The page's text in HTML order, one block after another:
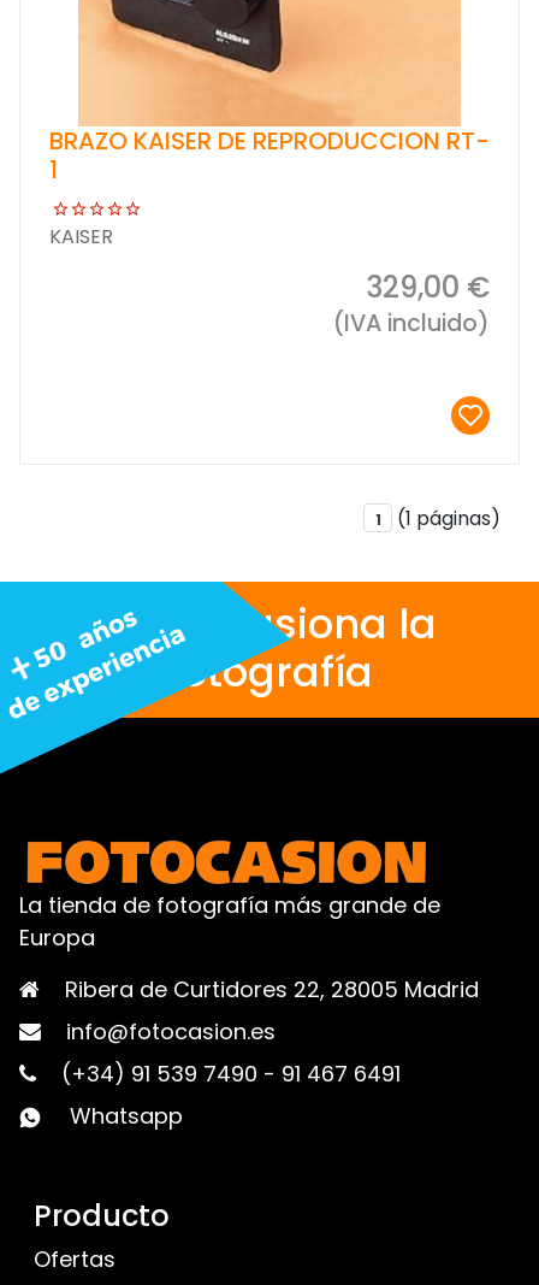
BRAZO KAISER DE REPRODUCCION RT-
1
KAISER
329,00 €
(IVA incluido)
1 (1 páginas)
Nos apasiona la
fotografía
La tienda de fotografía más grande de
Europa
Ribera de Curtidores 22, 28005 Madrid
info@fotocasion.es
(+34) 91 539 7490 - 91 467 6491
Whatsapp
Producto
Ofertas